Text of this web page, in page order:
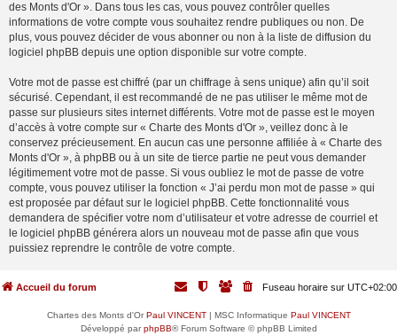
des Monts d'Or ». Dans tous les cas, vous pouvez contrôler quelles
informations de votre compte vous souhaitez rendre publiques ou non. De
plus, vous pouvez décider de vous abonner ou non à la liste de diffusion du
logiciel phpBB depuis une option disponible sur votre compte.
Votre mot de passe est chiffré (par un chiffrage à sens unique) afin qu’il soit
sécurisé. Cependant, il est recommandé de ne pas utiliser le même mot de
passe sur plusieurs sites internet différents. Votre mot de passe est le moyen
d’accès à votre compte sur « Charte des Monts d'Or », veillez donc à le
conservez précieusement. En aucun cas une personne affiliée à « Charte des
Monts d'Or », à phpBB ou à un site de tierce partie ne peut vous demander
légitimement votre mot de passe. Si vous oubliez le mot de passe de votre
compte, vous pouvez utiliser la fonction « J’ai perdu mon mot de passe » qui
est proposée par défaut sur le logiciel phpBB. Cette fonctionnalité vous
demandera de spécifier votre nom d’utilisateur et votre adresse de courriel et
le logiciel phpBB générera alors un nouveau mot de passe afin que vous
puissiez reprendre le contrôle de votre compte.
Accueil du forum Fuseau horaire sur UTC+02:00
Chartes des Monts d'OrPaul VINCENT| MSC Informatique Paul VINCENT
Développé parphpBB® Forum Software © phpBB Limited